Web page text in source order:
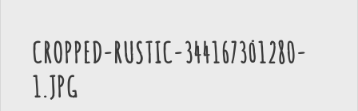
CROPPED-RUSTIC-3441673_1280-
1.JPG